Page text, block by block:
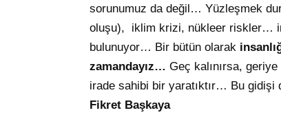
sorunumuz da değil… Yüzleşmek
oluşu), iklim krizi, nükleer riskler…
bulunuyor… Bir bütün olarak
zamandayız… Geç kalınırsa,
irade sahibi bir yaratıktır… Bu
Fikret Başkaya